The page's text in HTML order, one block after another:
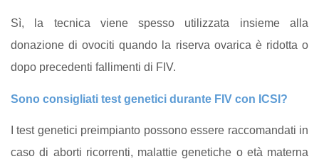
Sì, la tecnica viene spesso utilizzata insieme alla
donazione di ovociti quando la riserva ovarica è ridotta o
dopo precedenti fallimenti di FIV.
Sono consigliati test genetici durante FIV con ICSI?
I test genetici preimpianto possono essere raccomandati in
caso di aborti ricorrenti, malattie genetiche o età materna